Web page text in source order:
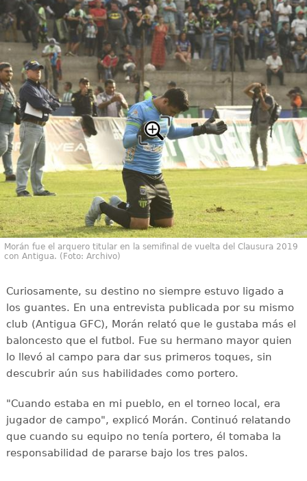
Morán fue el arquero titular en la semifinal de vuelta del Clausura 2019
con Antigua. (Foto: Archivo)
Curiosamente, su destino no siempre estuvo ligado a
los guantes. En una entrevista publicada por su mismo
club (Antigua GFC), Morán relató que le gustaba más el
baloncesto que el futbol. Fue su hermano mayor quien
lo llevó al campo para dar sus primeros toques, sin
descubrir aún sus habilidades como portero.
"Cuando estaba en mi pueblo, en el torneo local, era
jugador de campo", explicó Morán. Continuó relatando
que cuando su equipo no tenía portero, él tomaba la
responsabilidad de pararse bajo los tres palos.